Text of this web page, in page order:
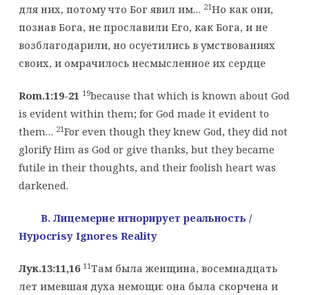
для них, потому что Бог явил им… 21Но как они,
познав Бога, не прославили Его, как Бога, и не
возблагодарили, но осуетились в умствованиях
своих, и омрачилось несмысленное их сердце
Rom.1:19-21 19because that which is known about God
is evident within them; for God made it evident to
them… 21For even though they knew God, they did not
glorify Him as God or give thanks, but they became
futile in their thoughts, and their foolish heart was
darkened.
B. Лицемерие игнорирует реальность /
Hypocrisy Ignores Reality
Лук.13:11,16 11Там была женщина, восемнадцать
лет имевшая духа немощи: она была скорчена и